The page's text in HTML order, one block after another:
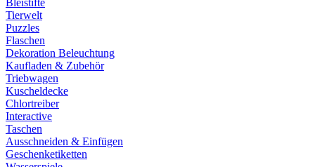
Bleistifte
Tierwelt
Puzzles
Flaschen
Dekoration Beleuchtung
Kaufladen & Zubehör
Triebwagen
Kuscheldecke
Chlortreiber
Interactive
Taschen
Ausschneiden & Einfügen
Geschenketiketten